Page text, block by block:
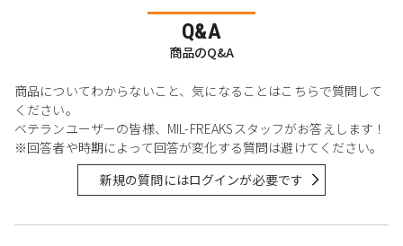
Q&A
商品のQ&A
商品についてわからないこと、気になることはこちらで質問して
ください。
ベテランユーザーの皆様、MIL-FREAKSスタッフがお答えします！
※回答者や時期によって回答が変化する質問は避けてください。
新規の質問にはログインが必要です